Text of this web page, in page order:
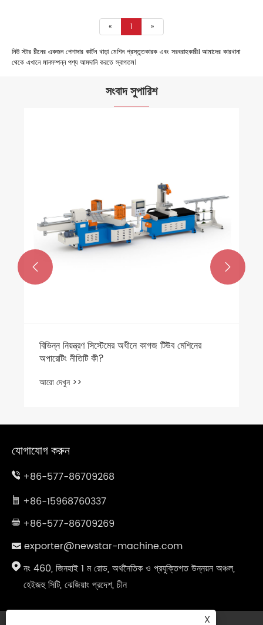
« 1 »
নিউ স্টার চীনের একজন পেশাদার কার্টন খাড়া মেশিন প্রস্তুতকারক এবং সরবরাহকারী। আমাদের কারখানা
থেকে এখানে মানসম্পন্ন পণ্য আমদানি করতে স্বাগতম।
সংবাদ সুপারিশ
 
যোগাযোগ করুন
+86-577-86709268
+86-15968760337
+86-577-86709269
exporter@newstar-machine.com
নং 460, জিনহাই 1 ম রোড, অর্থনৈতিক ও প্রযুক্তিগত উন্নয়ন অঞ্চল,
হেইজহু সিটি, ঝেজিয়াং প্রদেশ, চীন
X